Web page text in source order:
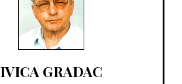
IVICA GRADAC